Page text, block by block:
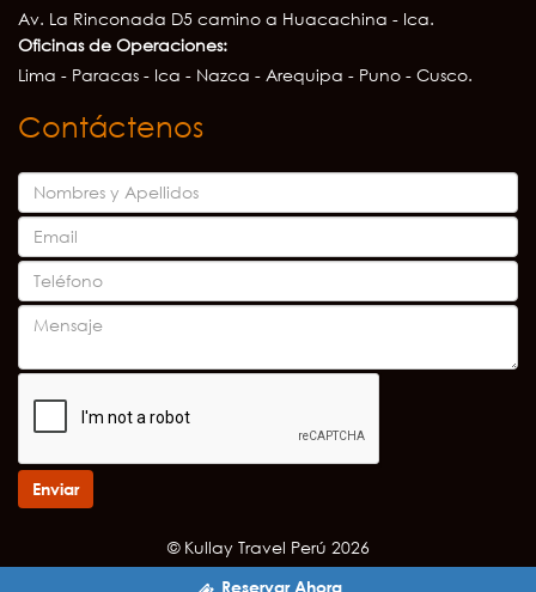
Reservar Ahora
Av. La Rinconada D5 camino a Huacachina - Ica.
Oficinas de Operaciones:
Lima - Paracas - Ica - Nazca - Arequipa - Puno - Cusco.
Contáctenos
Enviar
© Kullay Travel Perú 2026